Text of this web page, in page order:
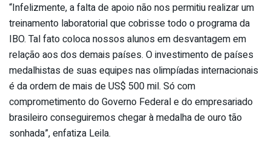
“Infelizmente, a falta de apoio não nos permitiu realizar um
treinamento laboratorial que cobrisse todo o programa da
IBO. Tal fato coloca nossos alunos em desvantagem em
relação aos dos demais países. O investimento de países
medalhistas de suas equipes nas olimpíadas internacionais
é da ordem de mais de US$ 500 mil. Só com
comprometimento do Governo Federal e do empresariado
brasileiro conseguiremos chegar à medalha de ouro tão
sonhada”, enfatiza Leila.